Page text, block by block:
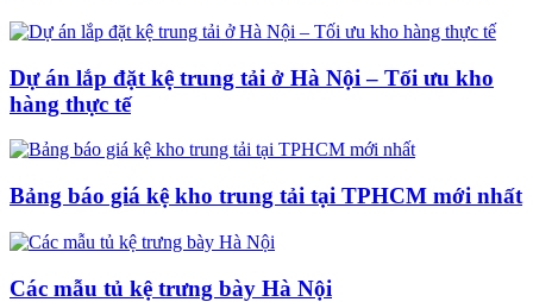
Dự án lắp đặt kệ trung tải ở Hà Nội – Tối ưu kho
hàng thực tế
Bảng báo giá kệ kho trung tải tại TPHCM mới nhất
Các mẫu tủ kệ trưng bày Hà Nội